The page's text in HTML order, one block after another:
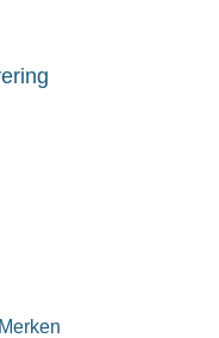
Merken